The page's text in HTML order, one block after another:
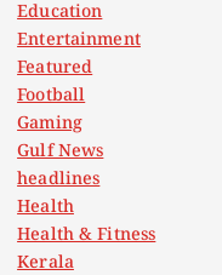
Education
Entertainment
Featured
Football
Gaming
Gulf News
headlines
Health
Health & Fitness
Kerala